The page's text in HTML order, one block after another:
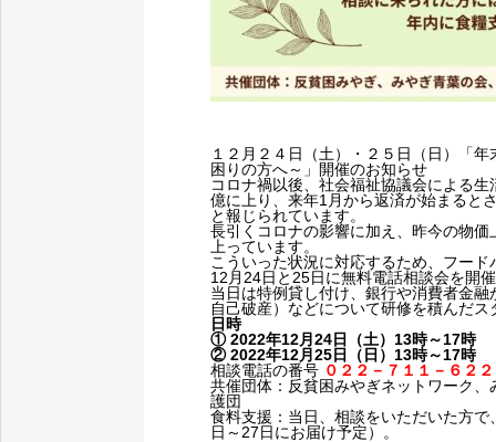
１２月２４日（土）・２５日（日）「
困りの方へ～」開催のお知らせ
コロナ禍以後、社会福祉協議会による
億に上り、来年1月から返済が始まると
と報じられています。
長引くコロナの影響に加え、昨今の物
上っています。
こういった状況に対応するため、フー
12月24日と25日に無料電話相談会を開
当日は特例貸し付け、銀行や消費者金
自己破産）などについて研修を積んだ
日時
① 2022年12月24日（土）13時～17時
② 2022年12月25日（日）13時～17時
相談電話の番号 ０２２－７１１－６２
共催団体：反貧困みやぎネットワーク
護団
食料支援：当日、相談をいただいた方
日～27日にお届け予定）。